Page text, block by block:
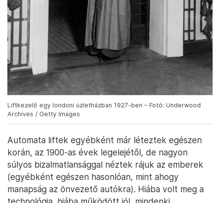
Liftkezelő egy londoni üzletházban 1927-ben – Fotó: Underwood
Archives / Getty Images
Automata liftek egyébként már léteztek egészen
korán, az 1900-as évek legelejétől, de nagyon
súlyos bizalmatlansággal néztek rájuk az emberek
(egyébként egészen hasonlóan, mint ahogy
manapság az önvezető autókra). Hiába volt meg a